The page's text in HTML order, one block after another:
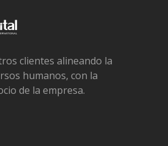
clientes alineando la
humanos, con la
de la empresa.